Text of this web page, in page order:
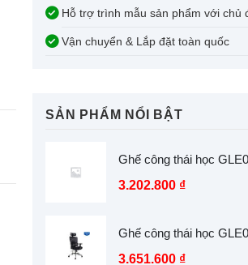
Hỗ trợ trình mẫu sản phẩm với chủ
Vận chuyển & Lắp đặt toàn quốc
SẢN PHẨM NỔI BẬT
Ghế công thái học
3.202.800 ₫
Ghế công thái học
3.651.600 ₫